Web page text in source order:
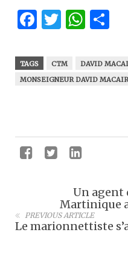
Facebook
Twitter
TAGS CTM DAVID
MONSEIGNEUR DAVID
Un agent
Martinique
PREVIOUS ARTICLE
Le marionnettiste